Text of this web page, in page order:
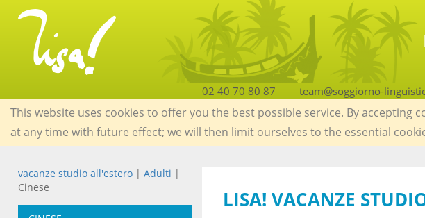
02 40 70 80 87 team@soggiorno-
This website uses cookies to offer you the best possible service. By accepting
at any time with future effect; we will then limit ourselves to the essential
vacanze studio all'estero| Adulti |
Cinese
LISA! VACANZE